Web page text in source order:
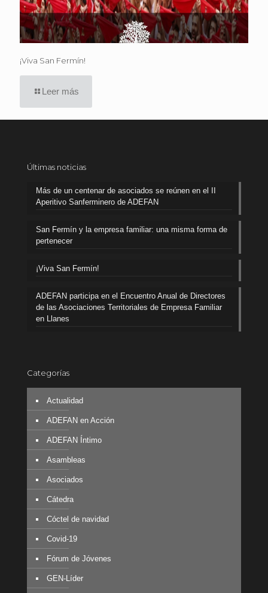
¡Viva San Fermín!
Leer más
Últimas noticias
Más de un centenar de asociados se reúnen en el II
Aperitivo Sanferminero de ADEFAN
San Fermín y la empresa familiar: una misma forma de
pertenecer
¡Viva San Fermín!
ADEFAN participa en el Encuentro Anual de Directores
de las Asociaciones Territoriales de Empresa Familiar
en Llanes
Categorías
Actualidad
ADEFAN en Acción
ADEFAN Íntimo
Asambleas
Asociados
Cátedra
Cóctel de navidad
Covid-19
Fórum de Jóvenes
GEN-Líder